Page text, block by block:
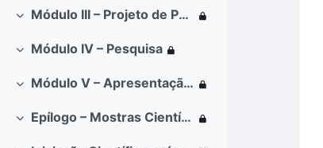
Contrair
Módulo III – Projeto de Pesquisa
Contrair
Módulo IV – Pesquisa
Contrair
Módulo V – Apresentação de Resultados
Contrair
Epílogo – Mostras Científicas nas Escolas